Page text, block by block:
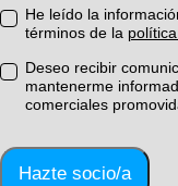
He leído la
términos de la
Deseo recibir
mantenerme
comerciales
Hazte socio/a